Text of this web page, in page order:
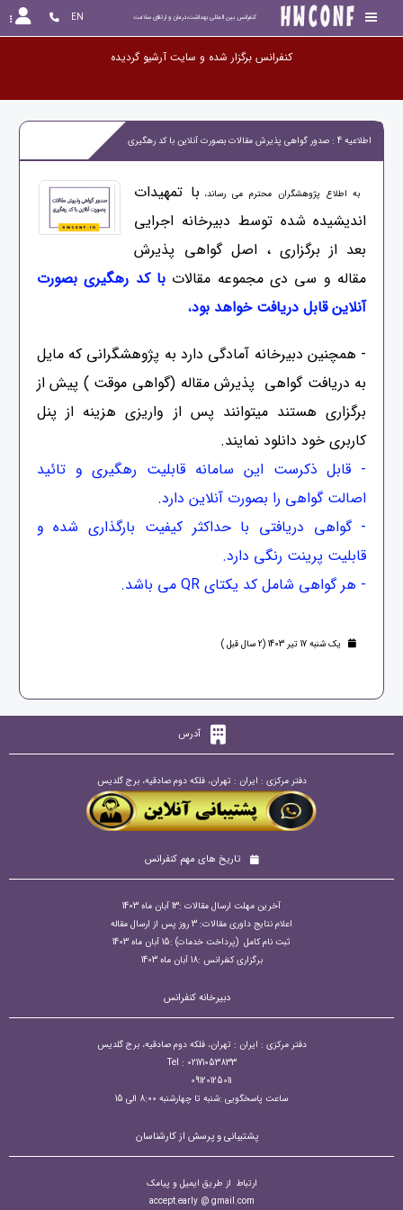
کنفرانس بین المللی بهداشت،درمان و ارتقای سلامت EN
کنفرانس برگزار شده و سایت آرشیو
اطلاعیه 4 : صدور گواهی پذیرش مقالات بصورت آنلاین با کد رهگیری
به اطلاع پژوهشگران محترم می رساند، با تمهیدات
اندیشیده شده توسط دبیرخانه اجرایی
بعد از برگزاری ، اصل گواهی پذیرش
مقاله و سی دی مجموعه مقالاتبا کد رهگیری بصورت
آنلاین قابل دریافت خواهد بود،
- همچنین دبیرخانه آمادگی دارد به پژوهشگرانی که مایل
به دریافت گواهی پذیرش مقاله (گواهی موقت ) پیش از
برگزاری هستند میتوانند پس از واریزی هزینه از پنل
کاربری خود دانلود نمایند.
- قابل ذکرست این سامانه قابلیت رهگیری و تائید
اصالت گواهی را بصورت آنلاین دارد.
- گواهی دریافتی با حداکثر کیفیت بارگذاری شده و
قابلیت پرینت رنگی دارد.
- هر گواهی شامل کد یکتای QR می باشد.
یک شنبه 17 تیر 1403 (2 سال قبل )
آدرس
دفتر مرکزی : ایران : تهران، فلکه دوم صادقیه، برج گلدیس
تاریخ های مهم کنفرانس
آخرین مهلت ارسال مقالات :13 آبان ماه 1403
اعلام نتایج داوری مقالات: 3 روز پس از ارسال مقاله
ثبت نام کامل (پرداخت خدمات) :15 آبان ماه 1403
برگزاری کنفرانس :18 آبان ماه 1403
دبیرخانه کنفرانس
دفتر مرکزی : ایران : تهران، فلکه دوم صادقیه، برج گلدیس
Tel : 02171053833
09120125011
ساعت پاسخگویی :شنبه تا چهارشنبه 8:00 الی 15
پشتیبانی و پرسش از کارشناسان
ارتباط از طریق ایمیل و پیامک
accept.early @ gmail.com